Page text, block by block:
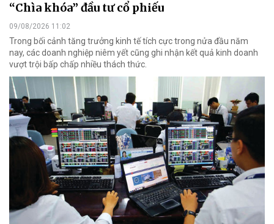
“Chìa khóa” đầu tư cổ phiếu
09/08/2026 11:02
Trong bối cảnh tăng trưởng kinh tế tích cực trong nửa đầu năm
nay, các doanh nghiệp niêm yết cũng ghi nhận kết quả kinh doanh
vượt trội bấp chấp nhiều thách thức.